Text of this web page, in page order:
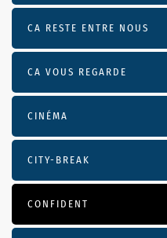
CA RESTE ENTRE NOUS
CA VOUS REGARDE
CINÉMA
CITY-BREAK
CONFIDENT